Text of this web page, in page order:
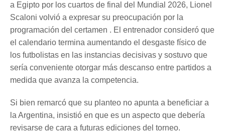
a Egipto por los cuartos de final del Mundial 2026, Lionel
Scaloni volvió a expresar su preocupación por la
programación del certamen . El entrenador consideró que
el calendario termina aumentando el desgaste físico de
los futbolistas en las instancias decisivas y sostuvo que
sería conveniente otorgar más descanso entre partidos a
medida que avanza la competencia.
Si bien remarcó que su planteo no apunta a beneficiar a
la Argentina, insistió en que es un aspecto que debería
revisarse de cara a futuras ediciones del torneo.